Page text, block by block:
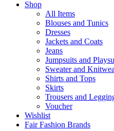
Shop
All Items
Blouses and Tunics
Dresses
Jackets and Coats
Jeans
Jumpsuits and
Sweater and
Shirts and Tops
Skirts
Trousers and
Voucher
Wishlist
Fair Fashion Brands